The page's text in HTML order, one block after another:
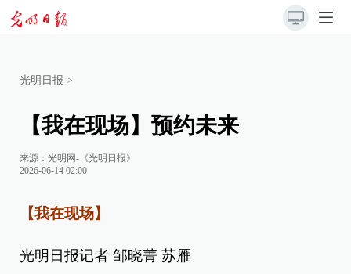
光明日报 >
【我在现场】预约未来
来源： 光明网-《光明日报》
2026-06-14 02:00
【我在现场】
光明日报记者 邹晓菁 苏雁